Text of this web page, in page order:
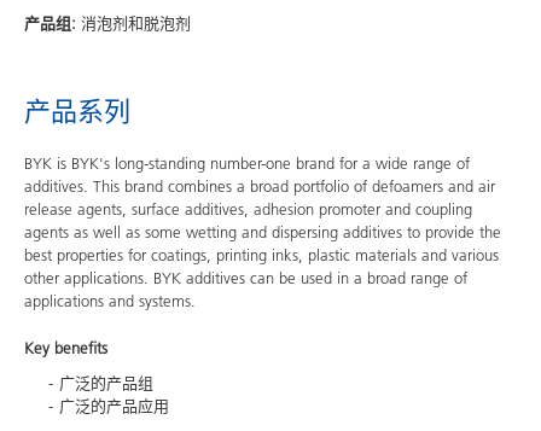
产品组: 消泡剂和脱泡剂
产品系列
BYK is BYK's long-standing number-one brand for a wide range of
additives. This brand combines a broad portfolio of defoamers and air
release agents, surface additives, adhesion promoter and coupling
agents as well as some wetting and dispersing additives to provide the
best properties for coatings, printing inks, plastic materials and various
other applications. BYK additives can be used in a broad range of
applications and systems.
Key benefits
广泛的产品组
广泛的产品应用